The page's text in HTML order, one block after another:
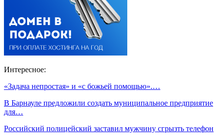
Интересное:
«Задача непростая» и «с божьей помощью».…
В Барнауле предложили создать муниципальное предприятие
для…
Российский полицейский заставил мужчину сгрызть телефон